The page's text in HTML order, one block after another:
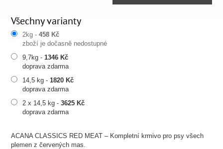
ACANA CLASSICS RED MEAT – Kompletní krmivo pro psy všech
plemen z červených mas.
Všechny varianty
2kg -458 Kč
zboží je dočasně nedostupné
9,7kg -1346 Kč
doprava zdarma
14,5 kg -1820 Kč
doprava zdarma
2 x 14,5 kg -3625 Kč
doprava zdarma